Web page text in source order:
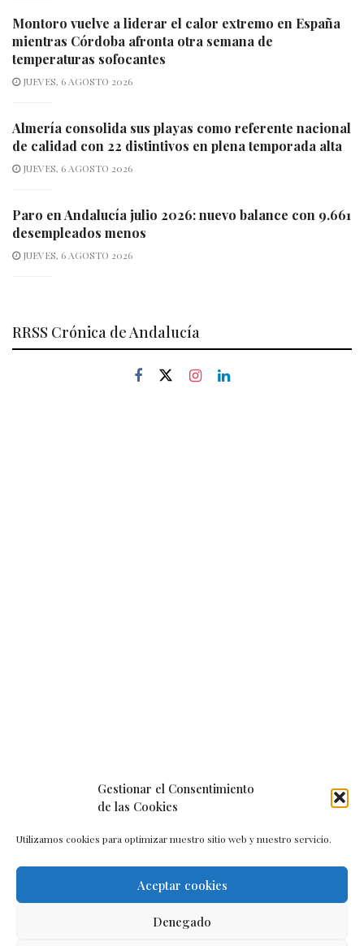
Gestionar el Consentimiento
de las Cookies
Utilizamos cookies para optimizar nuestro sitio web y nuestro servicio.
Aceptar cookies
Denegado
Montoro vuelve a liderar el calor extremo en España
mientras Córdoba afronta otra semana de
temperaturas sofocantes
JUEVES, 6 AGOSTO 2026
Almería consolida sus playas como referente nacional
de calidad con 22 distintivos en plena temporada alta
JUEVES, 6 AGOSTO 2026
Paro en Andalucía julio 2026: nuevo balance con 9.661
desempleados menos
JUEVES, 6 AGOSTO 2026
RRSS Crónica de Andalucía
Política de cookies